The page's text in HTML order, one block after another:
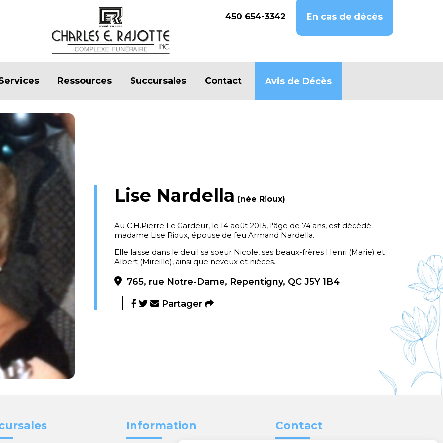
450 654-3342 En cas de décès
Ressources Succursales Contact Avis de Décès
Lise Nardella (née Rioux)
Au C.H.Pierre Le Gardeur, le 14 août 2015, l'âge de 74 ans, est décédé
madame Lise Rioux, épouse de feu Armand Nardella.
Elle laisse dans le deuil sa soeur Nicole, ses beaux-frères Henri (Marie) et
Albert (Mireille), ainsi que neveux et nièces.
765, rue Notre-Dame, Repentigny, QC J5Y 1B4
Partager
Information Contact